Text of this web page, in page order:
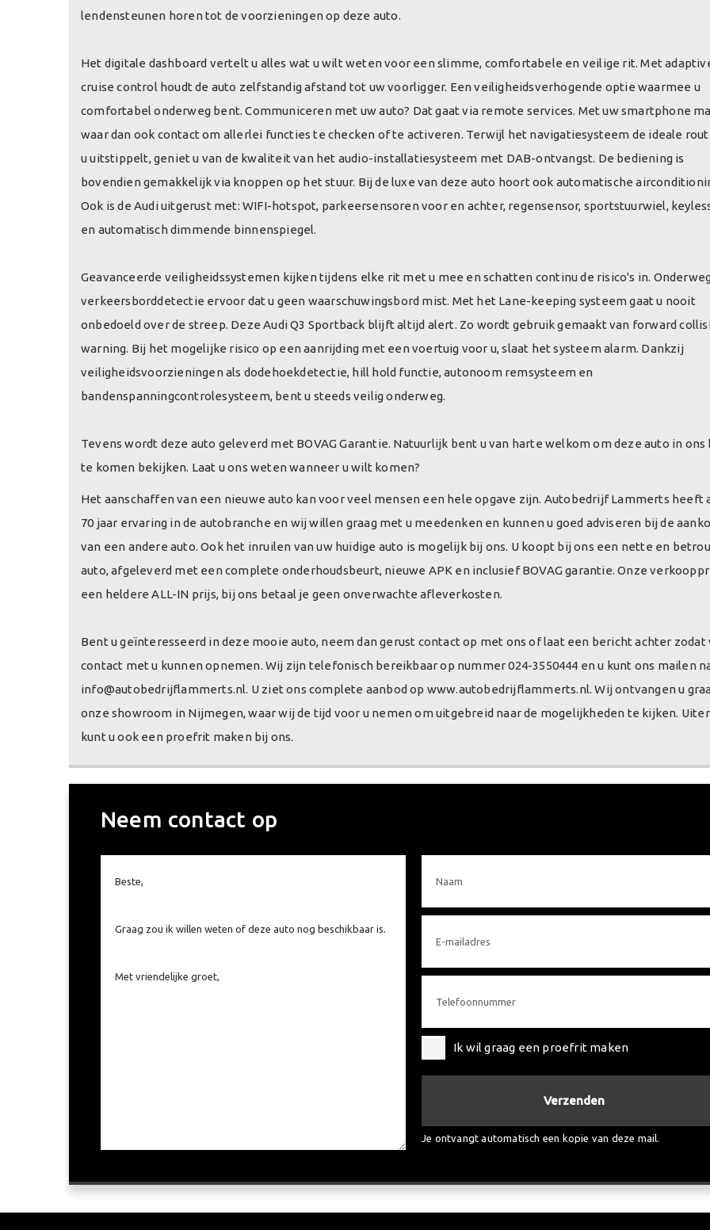
lendensteunen horen tot de voorzieningen op deze auto.
Het digitale dashboard vertelt u alles wat u wilt weten voor een slimme, comfortabele en veilige rit. Met
cruise control houdt de auto zelfstandig afstand tot uw voorligger. Een veiligheidsverhogende optie waarmee u
comfortabel onderweg bent. Communiceren met uw auto? Dat gaat via remote services. Met uw smartphone
waar dan ook contact om allerlei functies te checken of te activeren. Terwijl het navigatiesysteem de ideale
u uitstippelt, geniet u van de kwaliteit van het audio-installatiesysteem met DAB-ontvangst. De bediening is
bovendien gemakkelijk via knoppen op het stuur. Bij de luxe van deze auto hoort ook automatische
Ook is de Audi uitgerust met: WIFI-hotspot, parkeersensoren voor en achter, regensensor, sportstuurwiel,
en automatisch dimmende binnenspiegel.
Geavanceerde veiligheidssystemen kijken tijdens elke rit met u mee en schatten continu de risico's in.
verkeersborddetectie ervoor dat u geen waarschuwingsbord mist. Met het Lane-keeping systeem gaat u nooit
onbedoeld over de streep. Deze Audi Q3 Sportback blijft altijd alert. Zo wordt gebruik gemaakt van forward
warning. Bij het mogelijke risico op een aanrijding met een voertuig voor u, slaat het systeem alarm. Dankzij
veiligheidsvoorzieningen als dodehoekdetectie, hill hold functie, autonoom remsysteem en
bandenspanningcontrolesysteem, bent u steeds veilig onderweg.
Tevens wordt deze auto geleverd met BOVAG Garantie. Natuurlijk bent u van harte welkom om deze auto in
te komen bekijken. Laat u ons weten wanneer u wilt komen?
Het aanschaffen van een nieuwe auto kan voor veel mensen een hele opgave zijn. Autobedrijf Lammerts heeft
70 jaar ervaring in de autobranche en wij willen graag met u meedenken en kunnen u goed adviseren bij de
van een andere auto. Ook het inruilen van uw huidige auto is mogelijk bij ons. U koopt bij ons een nette en
auto, afgeleverd met een complete onderhoudsbeurt, nieuwe APK en inclusief BOVAG garantie. Onze
een heldere ALL-IN prijs, bij ons betaal je geen onverwachte afleverkosten.
Bent u geïnteresseerd in deze mooie auto, neem dan gerust contact op met ons of laat een bericht achter zodat
contact met u kunnen opnemen. Wij zijn telefonisch bereikbaar op nummer 024-3550444 en u kunt ons mailen
info@autobedrijflammerts.nl. U ziet ons complete aanbod op www.autobedrijflammerts.nl. Wij ontvangen u
onze showroom in Nijmegen, waar wij de tijd voor u nemen om uitgebreid naar de mogelijkheden te kijken.
kunt u ook een proefrit maken bij ons.
Neem contact op
Ik wil graag een proefrit maken
Verzenden
Je ontvangt automatisch een kopie van deze mail.